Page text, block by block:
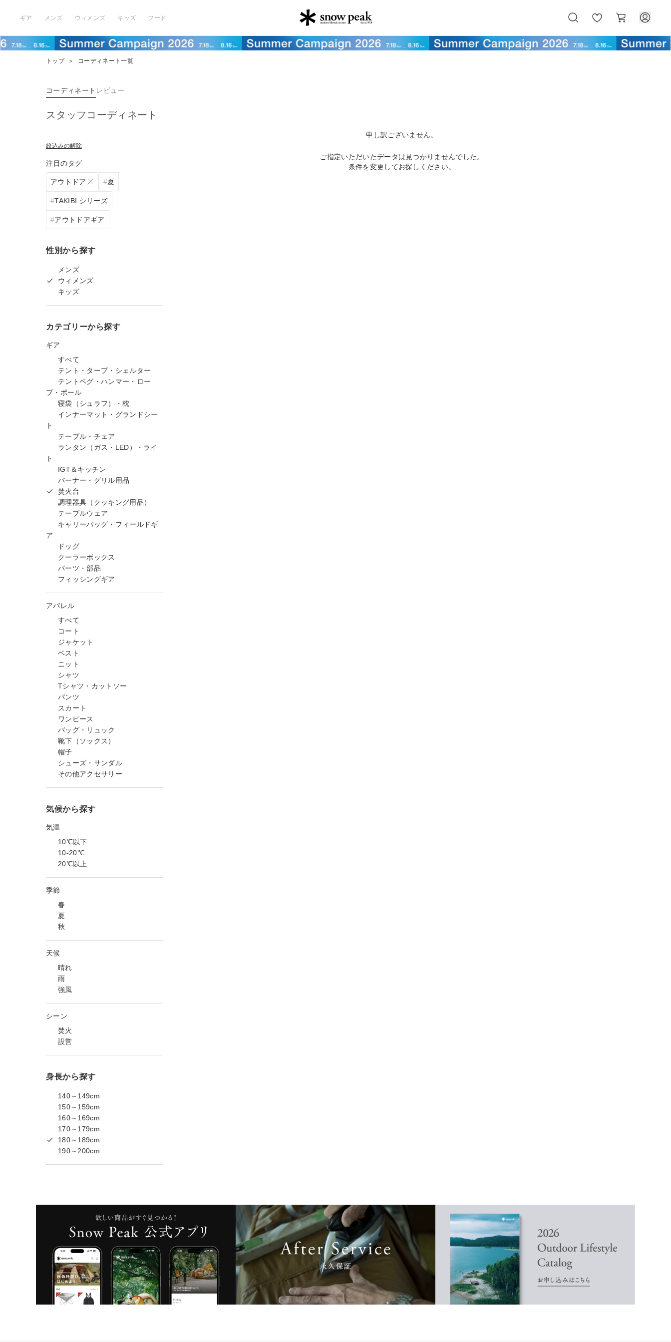
ギア メンズ ウィメンズ キッズ フード
気
に
ー
ト
トップ ＞ コーディネート一覧
コーディネート レビュー
スタッフコーディネート
絞込みの解除
注目のタグ
アウトドア 夏
TAKIBI シリーズ
アウトドアギア
性別から探す
メンズ
ウィメンズ
キッズ
カテゴリーから探す
ギア
すべて
テント・タープ・シェルター
テントペグ・ハンマー・ロー
プ・ポール
寝袋（シュラフ）・枕
インナーマット・グランドシー
ト
テーブル・チェア
ランタン（ガス・LED）・ライ
ト
IGT＆キッチン
バーナー・グリル用品
焚火台
調理器具（クッキング用品）
テーブルウェア
キャリーバッグ・フィールドギ
ア
ドッグ
クーラーボックス
パーツ・部品
フィッシングギア
アパレル
すべて
コート
ジャケット
ベスト
ニット
シャツ
Tシャツ・カットソー
パンツ
スカート
ワンピース
バッグ・リュック
靴下（ソックス）
帽子
シューズ・サンダル
その他アクセサリー
気候から探す
気温
10℃以下
10-20℃
20℃以上
季節
春
夏
秋
天候
晴れ
雨
強風
シーン
焚火
設営
身長から探す
140～149cm
150～159cm
160～169cm
170～179cm
180～189cm
190～200cm
申し訳ございません。
ご指定いただいたデータは見つかりませんでした。
条件を変更してお探しください。